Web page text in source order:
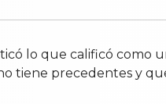
lo que calificó como
tiene precedentes y